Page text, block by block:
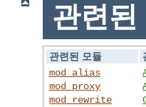
관련
관련된 모듈
mod_alias
mod_proxy
mod_rewrite